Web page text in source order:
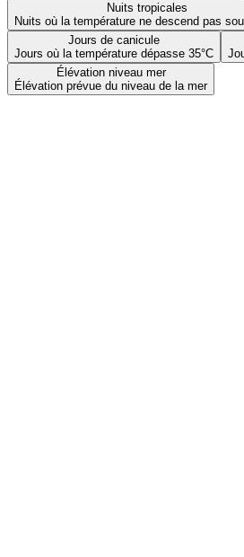
Nuits tropicales
Nuits où la température ne descend pas
Jours de canicule
Jours où la température dépasse 35°C
Élévation niveau mer
Élévation prévue du niveau de la mer